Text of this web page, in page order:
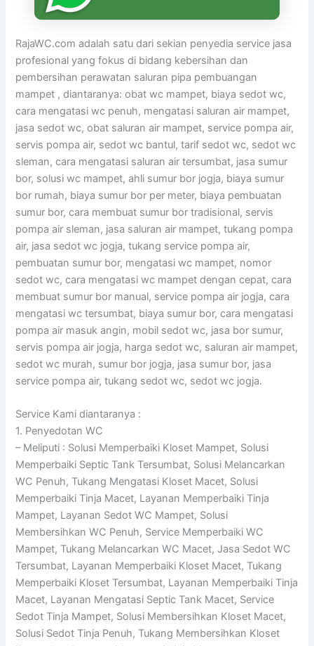
RajaWC.com adalah satu dari sekian penyedia service jasa
profesional yang fokus di bidang kebersihan dan
pembersihan perawatan saluran pipa pembuangan
mampet , diantaranya: obat wc mampet, biaya sedot wc,
cara mengatasi wc penuh, mengatasi saluran air mampet,
jasa sedot wc, obat saluran air mampet, service pompa air,
servis pompa air, sedot wc bantul, tarif sedot wc, sedot wc
sleman, cara mengatasi saluran air tersumbat, jasa sumur
bor, solusi wc mampet, ahli sumur bor jogja, biaya sumur
bor rumah, biaya sumur bor per meter, biaya pembuatan
sumur bor, cara membuat sumur bor tradisional, servis
pompa air sleman, jasa saluran air mampet, tukang pompa
air, jasa sedot wc jogja, tukang service pompa air,
pembuatan sumur bor, mengatasi wc mampet, nomor
sedot wc, cara mengatasi wc mampet dengan cepat, cara
membuat sumur bor manual, service pompa air jogja, cara
mengatasi wc tersumbat, biaya sumur bor, cara mengatasi
pompa air masuk angin, mobil sedot wc, jasa bor sumur,
servis pompa air jogja, harga sedot wc, saluran air mampet,
sedot wc murah, sumur bor jogja, jasa sumur bor, jasa
service pompa air, tukang sedot wc, sedot wc jogja.
Service Kami diantaranya :
1. Penyedotan WC
– Meliputi : Solusi Memperbaiki Kloset Mampet, Solusi
Memperbaiki Septic Tank Tersumbat, Solusi Melancarkan
WC Penuh, Tukang Mengatasi Kloset Macet, Solusi
Memperbaiki Tinja Macet, Layanan Memperbaiki Tinja
Mampet, Layanan Sedot WC Mampet, Solusi
Membersihkan WC Penuh, Service Memperbaiki WC
Mampet, Tukang Melancarkan WC Macet, Jasa Sedot WC
Tersumbat, Layanan Memperbaiki Kloset Macet, Tukang
Memperbaiki Kloset Tersumbat, Layanan Memperbaiki Tinja
Macet, Layanan Mengatasi Septic Tank Macet, Service
Sedot Tinja Mampet, Solusi Membersihkan Kloset Macet,
Solusi Sedot Tinja Penuh, Tukang Membersihkan Kloset